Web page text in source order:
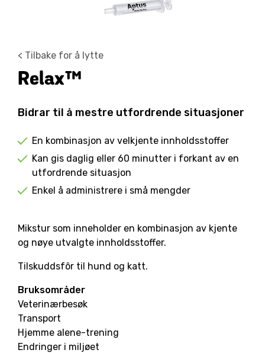
< Tilbake for å lytte
Relax™
Bidrar til å mestre utfordrende situasjoner
En kombinasjon av velkjente innholdsstoffer
Kan gis daglig eller 60 minutter i forkant av en
utfordrende situasjon
Enkel å administrere i små mengder
Mikstur som inneholder en kombinasjon av kjente
og nøye utvalgte innholdsstoffer.
Tilskuddsfôr til hund og katt.
Bruksområder
Veterinærbesøk
Transport
Hjemme alene-trening
Endringer i miljøet